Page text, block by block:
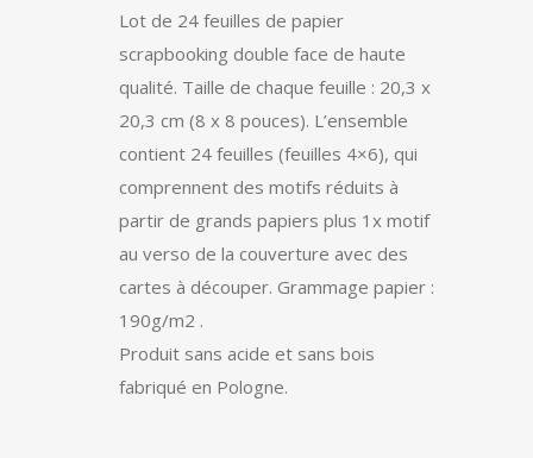
PAPIERS
20.3X20.3CM
quantity
Lot de 24 feuilles de papier
scrapbooking double face de haute
qualité. Taille de chaque feuille : 20,3 x
20,3 cm (8 x 8 pouces). L’ensemble
contient 24 feuilles (feuilles 4×6), qui
comprennent des motifs réduits à
partir de grands papiers plus 1x motif
au verso de la couverture avec des
cartes à découper. Grammage papier :
190g/m2 .
Produit sans acide et sans bois
fabriqué en Pologne.